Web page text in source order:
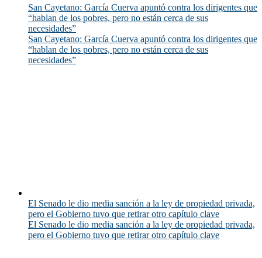
San Cayetano: García Cuerva apuntó contra los dirigentes que
“hablan de los pobres, pero no están cerca de sus
necesidades”
San Cayetano: García Cuerva apuntó contra los dirigentes que
“hablan de los pobres, pero no están cerca de sus
necesidades”
El Senado le dio media sanción a la ley de propiedad privada,
pero el Gobierno tuvo que retirar otro capítulo clave
El Senado le dio media sanción a la ley de propiedad privada,
pero el Gobierno tuvo que retirar otro capítulo clave